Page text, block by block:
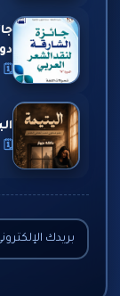
🗓 30 جويلية 2026
🗓 21 جويلية 2026